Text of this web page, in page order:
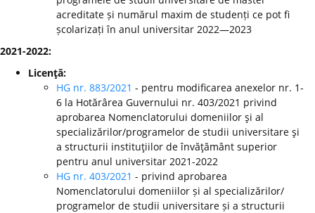
acreditate și numărul maxim de studenți ce pot fi
școlarizați în anul universitar 2022—2023
2021-2022:
Licenţă:
HG nr. 883/2021 - pentru modificarea anexelor nr. 1-
6 la Hotărârea Guvernului nr. 403/2021 privind
aprobarea Nomenclatorului domeniilor şi al
specializărilor/programelor de studii universitare şi
a structurii instituţiilor de învăţământ superior
pentru anul universitar 2021-2022
HG nr. 403/2021 - privind aprobarea
Nomenclatorului domeniilor și al specializărilor/
programelor de studii universitare și a structurii